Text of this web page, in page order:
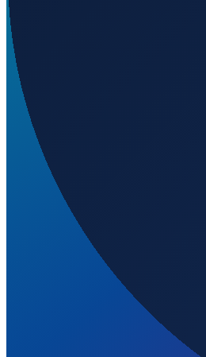
Shenzhen